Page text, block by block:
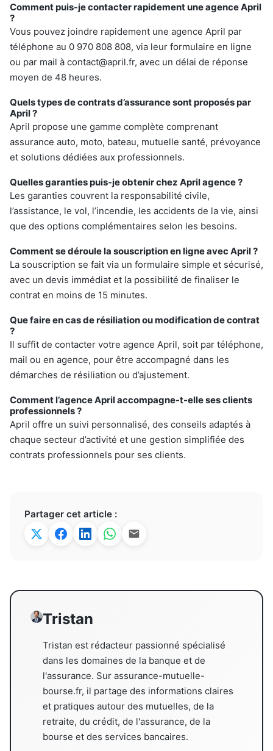
Comment puis-je contacter rapidement une agence April
?
Vous pouvez joindre rapidement une agence April par
téléphone au 0 970 808 808, via leur formulaire en ligne
ou par mail à contact@april.fr, avec un délai de réponse
moyen de 48 heures.
Quels types de contrats d’assurance sont proposés par
April ?
April propose une gamme complète comprenant
assurance auto, moto, bateau, mutuelle santé, prévoyance
et solutions dédiées aux professionnels.
Quelles garanties puis-je obtenir chez April agence ?
Les garanties couvrent la responsabilité civile,
l’assistance, le vol, l’incendie, les accidents de la vie, ainsi
que des options complémentaires selon les besoins.
Comment se déroule la souscription en ligne avec April ?
La souscription se fait via un formulaire simple et sécurisé,
avec un devis immédiat et la possibilité de finaliser le
contrat en moins de 15 minutes.
Que faire en cas de résiliation ou modification de contrat
?
Il suffit de contacter votre agence April, soit par téléphone,
mail ou en agence, pour être accompagné dans les
démarches de résiliation ou d’ajustement.
Comment l’agence April accompagne-t-elle ses clients
professionnels ?
April offre un suivi personnalisé, des conseils adaptés à
chaque secteur d’activité et une gestion simplifiée des
contrats professionnels pour ses clients.
Partager cet article :
Tristan
Tristan est rédacteur passionné spécialisé
dans les domaines de la banque et de
l'assurance. Sur assurance-mutuelle-
bourse.fr, il partage des informations claires
et pratiques autour des mutuelles, de la
retraite, du crédit, de l'assurance, de la
bourse et des services bancaires.